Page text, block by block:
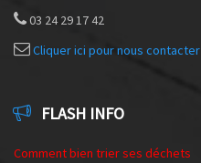
03 24 29 17 42
Cliquer ici pour nous contacter
FLASH INFO
Comment bien trier ses déchets